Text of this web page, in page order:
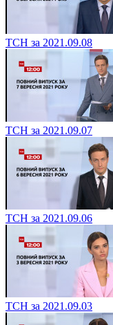
ТСН за 2021.09.08
ТСН за 2021.09.07
ТСН за 2021.09.06
ТСН за 2021.09.03